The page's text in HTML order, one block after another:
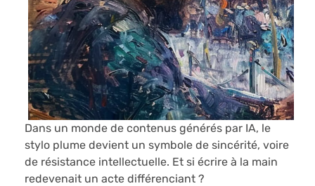
Dans un monde de contenus générés par IA, le
stylo plume devient un symbole de sincérité, voire
de résistance intellectuelle. Et si écrire à la main
redevenait un acte différenciant ?